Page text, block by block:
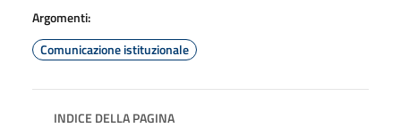
Argomenti:
Comunicazione istituzionale
INDICE DELLA PAGINA